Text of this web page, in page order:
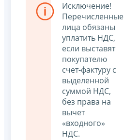
Исключение!
Перечисленные
лица обязаны
уплатить НДС,
если выставят
покупателю
счет-фактуру с
выделенной
суммой НДС,
без права на
вычет
«входного»
НДС.